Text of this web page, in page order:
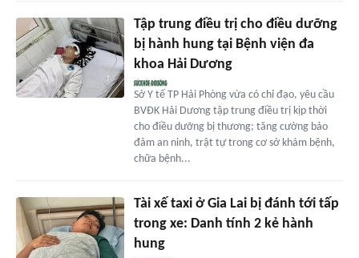
Tập trung điều trị cho điều dưỡng
bị hành hung tại Bệnh viện đa
khoa Hải Dương
Sở Y tế TP Hải Phòng vừa có chỉ đạo, yêu cầu
BVĐK Hải Dương tập trung điều trị kịp thời
cho điều dưỡng bị thương; tăng cường bảo
đảm an ninh, trật tự trong cơ sở khám bệnh,
chữa bệnh...
Tài xế taxi ở Gia Lai bị đánh tới tấp
trong xe: Danh tính 2 kẻ hành
hung